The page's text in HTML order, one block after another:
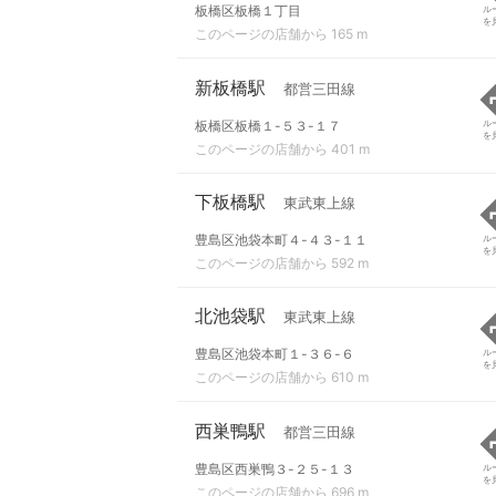
板橋区板橋１丁目
このページの店舗から 165 m
ル
を
新板橋駅 都営三田線
板橋区板橋１-５３-１７
このページの店舗から 401 m
ル
を
下板橋駅 東武東上線
豊島区池袋本町４-４３-１１
このページの店舗から 592 m
ル
を
北池袋駅 東武東上線
豊島区池袋本町１-３６-６
このページの店舗から 610 m
ル
を
西巣鴨駅 都営三田線
豊島区西巣鴨３-２５-１３
このページの店舗から 696 m
ル
を